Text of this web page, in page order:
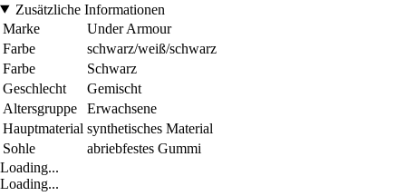
Zusätzliche Informationen
Marke
Under Armour
Farbe
schwarz/weiß/schwarz
Farbe
Schwarz
Geschlecht
Gemischt
Altersgruppe
Erwachsene
Hauptmaterial synthetisches Material
Sohle
abriebfestes Gummi
Loading...
Loading...